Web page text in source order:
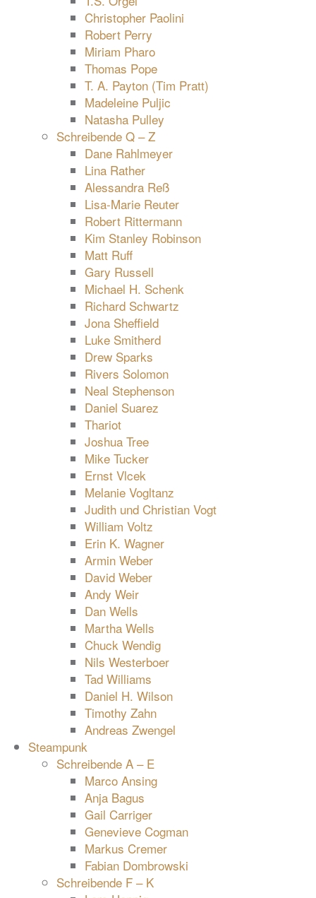
Christopher Paolini
Robert Perry
Miriam Pharo
Thomas Pope
T. A. Payton (Tim Pratt)
Madeleine Puljic
Natasha Pulley
Schreibende Q – Z
Dane Rahlmeyer
Lina Rather
Alessandra Reß
Lisa-Marie Reuter
Robert Rittermann
Kim Stanley Robinson
Matt Ruff
Gary Russell
Michael H. Schenk
Richard Schwartz
Jona Sheffield
Luke Smitherd
Drew Sparks
Rivers Solomon
Neal Stephenson
Daniel Suarez
Thariot
Joshua Tree
Mike Tucker
Ernst Vlcek
Melanie Vogltanz
Judith und Christian Vogt
William Voltz
Erin K. Wagner
Armin Weber
David Weber
Andy Weir
Dan Wells
Martha Wells
Chuck Wendig
Nils Westerboer
Tad Williams
Daniel H. Wilson
Timothy Zahn
Andreas Zwengel
Steampunk
Schreibende A – E
Marco Ansing
Anja Bagus
Gail Carriger
Genevieve Cogman
Markus Cremer
Fabian Dombrowski
Schreibende F – K